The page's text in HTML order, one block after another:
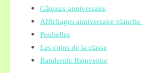
Gâteaux anniversaire
Affichages anniversaire planche
Poubelles
Les coins de la classe
Banderole Bienvenue